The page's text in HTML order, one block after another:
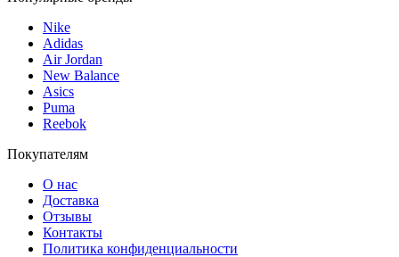
Nike
Adidas
Air Jordan
New Balance
Asics
Puma
Reebok
Покупателям
О нас
Доставка
Отзывы
Контакты
Политика конфиденциальности